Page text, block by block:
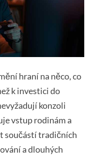
hraní na něco, co
k investici do
konzoli
vstup rodinám a
součástí tradičních
a dlouhých